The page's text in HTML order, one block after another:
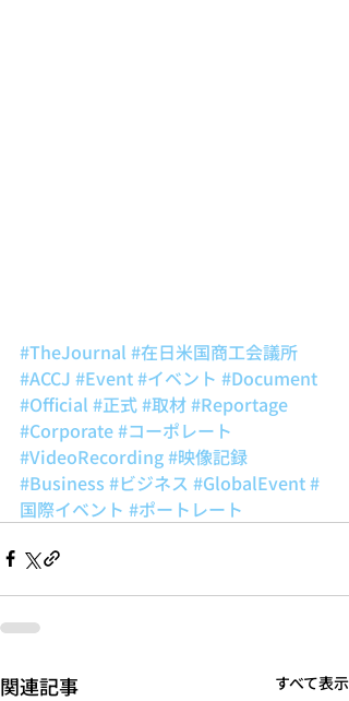
#TheJournal #在日米国商工会議所
#ACCJ #Event#イベント #Document
#Official #正式#取材#Reportage
#Corporate#コーポレート
#VideoRecording#映像記録
#Business #ビジネス #GlobalEvent#
国際イベント #ポートレート
関連記事 すべて表示